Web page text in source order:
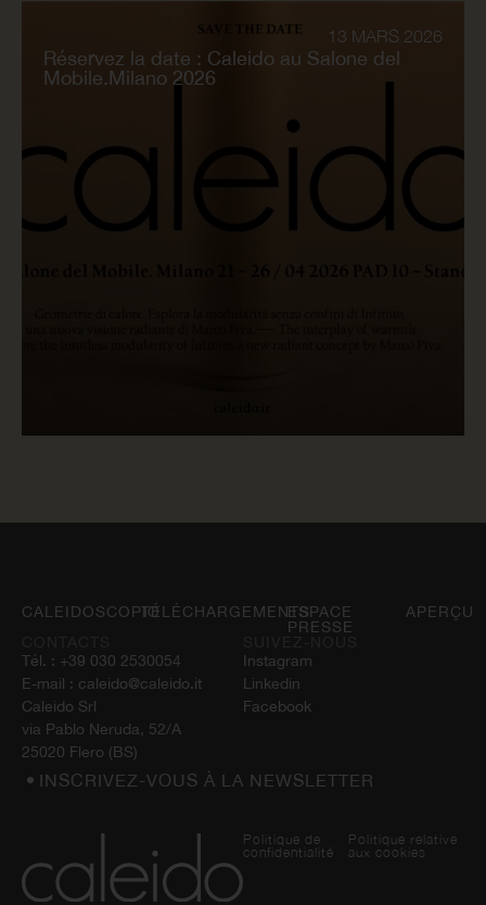
13 MARS 2026
Réservez la date : Caleido au Salone del
Mobile.Milano 2026
Tél. : +39 030 2530054
E-mail : caleido@caleido.it
Caleido Srl
via Pablo Neruda, 52/A
25020 Flero (BS)
Instagram
Linkedin
Facebook
CALEIDOSCOPIOTÉLÉCHARGEMENTSESPACE
PRESSE
APERÇU
INSCRIVEZ-VOUS À LA NEWSLETTER
Politique de
confidentialité
Politique relative
aux cookies